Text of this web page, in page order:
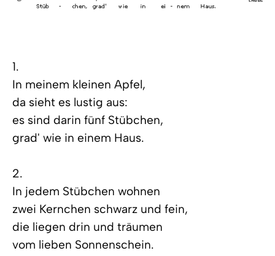
1.
In meinem kleinen Apfel,
da sieht es lustig aus:
es sind darin fünf Stübchen,
grad' wie in einem Haus.
2.
In jedem Stübchen wohnen
zwei Kernchen schwarz und fein,
die liegen drin und träumen
vom lieben Sonnenschein.